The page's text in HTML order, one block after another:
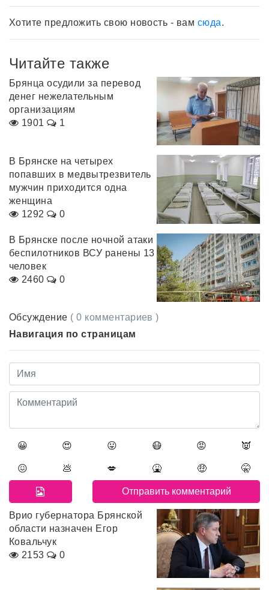
Хотите предложить свою новость - вам сюда.
Читайте также
Брянца осудили за перевод
денег нежелательным
организациям
1901
1
В Брянске на четырех
попавших в медвытрезвитель
мужчин приходится одна
женщина
1292
0
В Брянске после ночной атаки
беспилотников ВСУ ранены 13
человек
2460
0
Обсуждение ( 0 комментариев )
Навигация по страницам
😀 😍 😛 😷 😡 👿
😖 💩 💋 🤮 🤑 🤫
Врио губернатора Брянской
области назначен Егор
Ковальчук
2153
0